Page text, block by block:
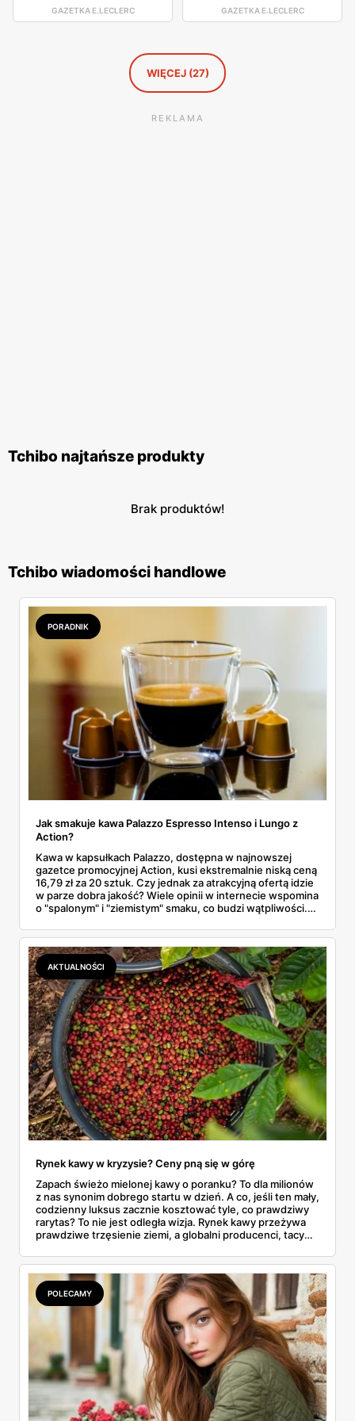
GAZETKA E.LECLERC GAZETKA E.LECLERC
WIĘCEJ (27)
REKLAMA
Tchibo najtańsze produkty
Brak produktów!
Tchibo wiadomości handlowe
PORADNIK
Jak smakuje kawa Palazzo Espresso Intenso i Lungo z
Action?
Kawa w kapsułkach Palazzo, dostępna w najnowszej
gazetce promocyjnej Action, kusi ekstremalnie niską ceną
16,79 zł za 20 sztuk. Czy jednak za atrakcyjną ofertą idzie
w parze dobra jakość? Wiele opinii w internecie wspomina
o "spalonym" i "ziemistym" smaku, co budzi wątpliwości.
Intenso oraz Lungo, analizując ich skład, potencjalny smak
i sprawdzając, czy to faktycznie okazja, czy może raczej
pułapka dla niewymagających konsumentów.
AKTUALNOŚCI
Rynek kawy w kryzysie? Ceny pną się w górę
Zapach świeżo mielonej kawy o poranku? To dla milionów
z nas synonim dobrego startu w dzień. A co, jeśli ten mały,
codzienny luksus zacznie kosztować tyle, co prawdziwy
rarytas? To nie jest odległa wizja. Rynek kawy przeżywa
prawdziwe trzęsienie ziemi, a globalni producenci, tacy
kolejne, sięgające nawet 15% podwyżki. W Polsce
sytuacja jest jeszcze bardziej odczuwalna – cena
popularnej kawy w ciągu zaledwie dwóch lat niemal się
podwoiła. W tym artykule prześwietlimy, co tak naprawdę
dzieje się za kulisami – od nieudanych zbiorów w Ameryce
Południowej, przez globalną politykę, aż po ostateczną
cenę, którą widzisz na sklepowej półce. Czy to chwilowa
zadyszka, czy permanentny trend, który zmusi nas do
zmiany przyzwyczajeń?
POLECAMY